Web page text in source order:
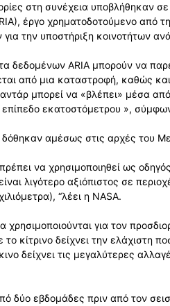
στη συνέχεια υποβλήθηκαν
έργο χρηματοδοτούμενο από
την υποστήριξη κοινοτήτων
δεδομένων ARIA μπορούν να
από μια καταστροφή, καθώς
μπορεί να «βλέπει» μέσα
εκατοστόμετρου »,
δόθηκαν αμέσως στις αρχές του
να χρησιμοποιηθεί ως
λιγότερο αξιόπιστος σε
“λέει η NASA.
χρησιμοποιούνται για τον
το κίτρινο δείχνει την ελάχιστη
δείχνει τις μεγαλύτερες
δύο εβδομάδες πριν από τον